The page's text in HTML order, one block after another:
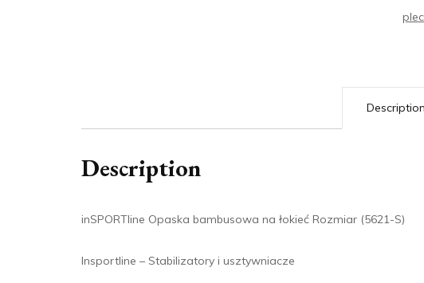
Description
Description
inSPORTline Opaska bambusowa na łokieć Rozmiar (5621-S)
Insportline – Stabilizatory i usztywniacze